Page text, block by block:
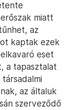
miatt
az
kaptak ezek
eset
a tapasztalat
az általuk
szerveződő